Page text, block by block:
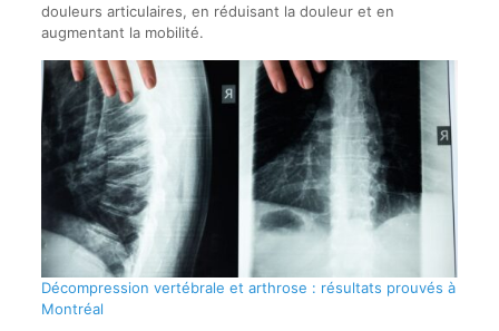
douleurs articulaires, en réduisant la douleur et en
augmentant la mobilité.
Décompression vertébrale et arthrose : résultats prouvés à
Montréal